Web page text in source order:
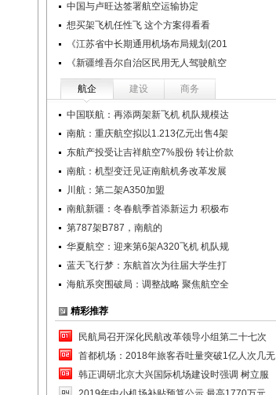
中国与卢旺达签署航空运输协定
想买架飞机任性飞 这个方案得看看
《江苏省中长期通用机场布局规划(201
《新疆维吾尔自治区民用无人驾驶航空
航企 建设 商务
中国联航：再添两架新飞机 机队规模达
南航：重庆航空拟以1.213亿元出售4架
东航产投受让吉祥航空7%股份 转让价款
南航：机型变迁见证南航机务改革发展
川航：第二架A350加盟
南航新疆：冬春航季首添新运力 积极布
第787架B787，南航的
华夏航空：迎来第6架A320飞机 机队规
蓝天飞行梦：东航首次为往届大学生打
海航系突围破局：调整战略 聚焦航空全
精彩推荐
民航局召开深化民航改革领导小组第二十七次
首都机场：2018年旅客吞吐量突破1亿人次几无
韩正调研北京大兴国际机场建设时强调 树立服